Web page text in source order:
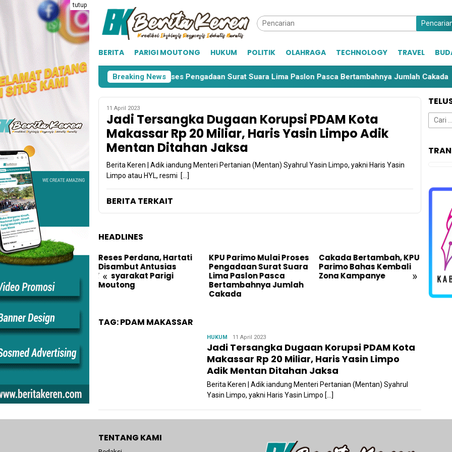
tutup
BERITA PARIGI MOUTONG HUKUM POLITIK OLAHRAGA TECHNOLOGY TRAVEL
Breaking News
Moutong KPU Parimo Mulai Proses Pengadaan Surat Suara Lima Paslon Pasca Bertambahnya Jumlah Cakada
11 April 2023
Jadi Tersangka Dugaan Korupsi PDAM Kota
Makassar Rp 20 Miliar, Haris Yasin Limpo Adik
Mentan Ditahan Jaksa
Berita Keren | Adik iandung Menteri Pertanian (Mentan) Syahrul Yasin Limpo, yakni Haris Yasin
Limpo atau HYL, resmi […]
BERITA TERKAIT
HEADLINES
« »
Parimo Tetapkan
Amrullah –
2024
Reses Perdana, Hartati
Disambut Antusias
Masyarakat Parigi
Moutong
KPU Parimo Mulai Proses
Pengadaan Surat Suara
Lima Paslon Pasca
Bertambahnya Jumlah
Cakada
Cakada Bertambah, KPU
Parimo Bahas Kembali
Zona Kampanye
TAG:PDAM MAKASSAR
HUKUM Admin
11 April 2023
Jadi Tersangka Dugaan Korupsi PDAM Kota
Makassar Rp 20 Miliar, Haris Yasin Limpo
Adik Mentan Ditahan Jaksa
Berita Keren | Adik iandung Menteri Pertanian (Mentan) Syahrul
Yasin Limpo, yakni Haris Yasin Limpo […]
Cari
untuk:
TENTANG KAMI